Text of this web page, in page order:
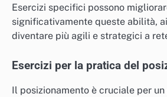
Esercizi specifici possono
significativamente queste abilità,
diventare più agili e strategici a
Esercizi per la pratica del
Il posizionamento è cruciale per